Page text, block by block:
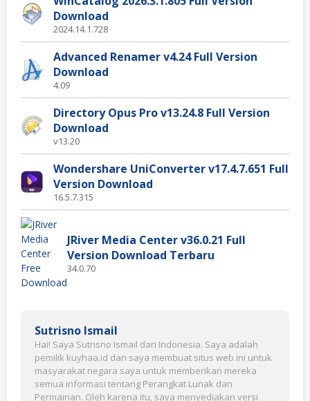
Download
2024.14.1.728
Advanced Renamer v4.24 Full Version
Download
4.09
Directory Opus Pro v13.24.8 Full Version
Download
v13.20
Wondershare UniConverter v17.4.7.651 Full
Version Download
16.5.7.315
JRiver Media Center v36.0.21 Full
Version Download Terbaru
34.0.70
Sutrisno Ismail
Hai! Saya Sutrisno Ismail dari Indonesia. Saya adalah
pemilik kuyhaa.id dan saya membuat situs web ini untuk
masyarakat negara saya untuk memberikan mereka
semua informasi tentang Perangkat Lunak dan
Permainan. Oleh karena itu, saya menyediakan versi